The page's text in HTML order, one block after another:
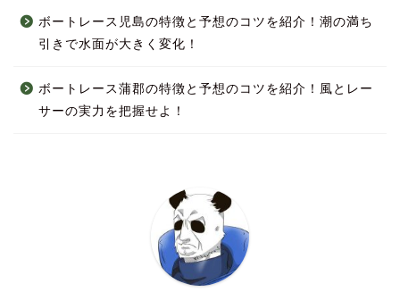
ボートレース児島の特徴と予想のコツを紹介！潮の満ち
引きで水面が大きく変化！
ボートレース蒲郡の特徴と予想のコツを紹介！風とレー
サーの実力を把握せよ！